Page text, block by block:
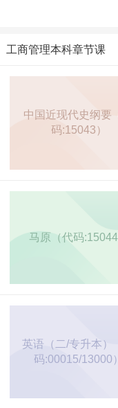
工商管理本科章节课
中国近现代史纲要
码:15043）
马原（代码:15044
英语（二/专升本）
码:00015/13000）